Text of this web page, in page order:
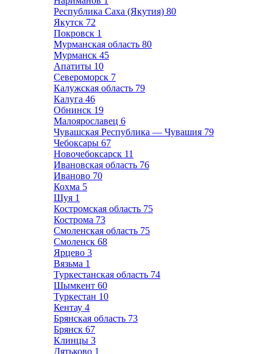
Республика Саха (Якутия) 80
Якутск 72
Покровск 1
Мурманская область 80
Мурманск 45
Апатиты 10
Североморск 7
Калужская область 79
Калуга 46
Обнинск 19
Малоярославец 6
Чувашская Республика — Чувашия 79
Чебоксары 67
Новочебоксарск 11
Ивановская область 76
Иваново 70
Кохма 5
Шуя 1
Костромская область 75
Кострома 73
Смоленская область 75
Смоленск 68
Ярцево 3
Вязьма 1
Туркестанская область 74
Шымкент 60
Туркестан 10
Кентау 4
Брянская область 73
Брянск 67
Клинцы 3
Дятьково 1